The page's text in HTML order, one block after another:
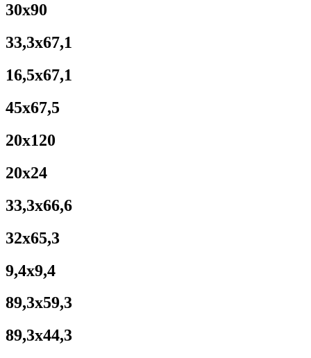
30x90
33,3x67,1
16,5x67,1
45x67,5
20x120
20x24
33,3x66,6
32x65,3
9,4x9,4
89,3x59,3
89,3x44,3